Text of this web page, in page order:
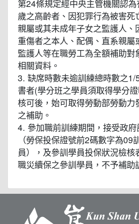
第24條規定經中央主管機關認
歲之高齡者、因犯罪行為被害死
親屬或其未成年子女之監護人、
重傷者之本人、配偶、直系親屬
監護人等在職勞工為全額補助對
相關資料。
3. 缺席時數未逾訓練總時數之1/
書者(學分班之學員須取得學分
核可後，始可取得勞動部勞動力
之補助。
4. 參加職前訓練期間，接受政
（勞保投保證號前2碼數字為09
員），及參訓學員投保狀況檢核
職災續保之參訓學員，不予補助